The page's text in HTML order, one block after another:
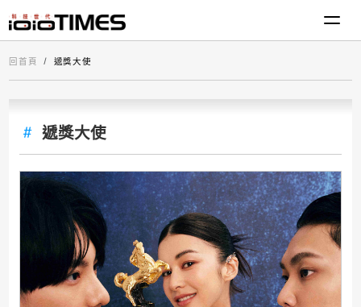
回首頁 遞獎大使
遞獎大使